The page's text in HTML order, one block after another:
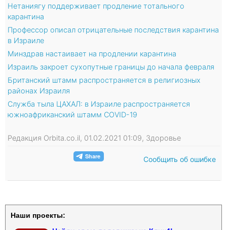
Нетаниягу поддерживает продление тотального
карантина
Профессор описал отрицательные последствия карантина
в Израиле
Минздрав настаивает на продлении карантина
Израиль закроет сухопутные границы до начала февраля
Британский штамм распространяется в религиозных
районах Израиля
Служба тыла ЦАХАЛ: в Израиле распространяется
южноафриканский штамм COVID-19
Редакция Orbita.co.il, 01.02.2021 01:09, Здоровье
Сообщить об ошибке
Наши проекты: